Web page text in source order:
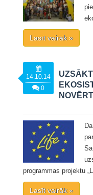
Lasīt vairāk »
14.10.14
0
programmas projektu
Lasīt vairāk »